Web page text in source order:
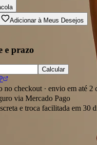
Adicionar à Meus Desejos
e prazo
Calcular
no checkout · envio em até 2
via Mercado Pago
e troca facilitada em 30